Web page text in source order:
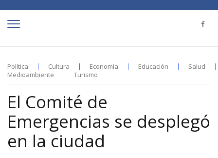
Política Cultura Economía Educación
Salud
Medioambiente
Turismo
El Comité de
Emergencias se desplegó
en la ciudad